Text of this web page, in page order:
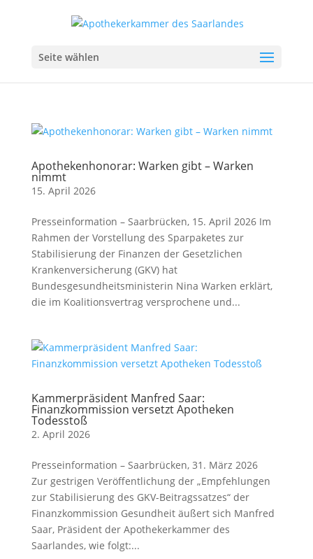
Seite wählen
Apothekenhonorar: Warken gibt – Warken
nimmt
15. April 2026
Presseinformation – Saarbrücken, 15. April 2026 Im
Rahmen der Vorstellung des Sparpaketes zur
Stabilisierung der Finanzen der Gesetzlichen
Krankenversicherung (GKV) hat
Bundesgesundheitsministerin Nina Warken erklärt,
die im Koalitionsvertrag versprochene und...
Kammerpräsident Manfred Saar:
Finanzkommission versetzt Apotheken
Todesstoß
2. April 2026
Presseinformation – Saarbrücken, 31. März 2026
Zur gestrigen Veröffentlichung der „Empfehlungen
zur Stabilisierung des GKV-Beitragssatzes“ der
Finanzkommission Gesundheit äußert sich Manfred
Saar, Präsident der Apothekerkammer des
Saarlandes, wie folgt:...